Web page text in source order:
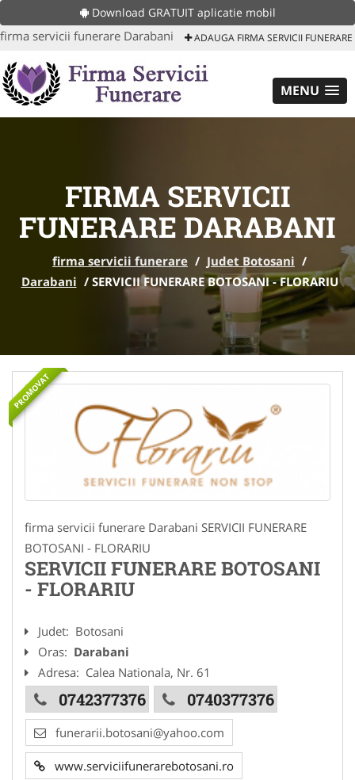
Download GRATUIT aplicatie mobil
firma servicii funerare Darabani ADAUGA FIRMA SERVICII FUNERARE
MENU
FIRMA SERVICII
FUNERARE DARABANI
firma servicii funerare / Judet Botosani /
Darabani / SERVICII FUNERARE BOTOSANI - FLORARIU
PROMOVAT
firma servicii funerare Darabani SERVICII FUNERARE
BOTOSANI - FLORARIU
SERVICII FUNERARE BOTOSANI
- FLORARIU
Judet: Botosani
Oras: Darabani
Adresa: Calea Nationala, Nr. 61
0742377376 0740377376
funerarii.botosani@yahoo.com
www.serviciifunerarebotosani.ro